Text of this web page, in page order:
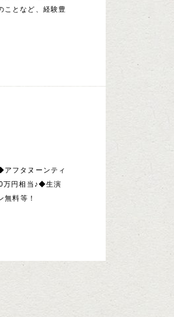
ことなど、経験豊
フタヌーンティ
万円相当♪◆生演
料等！